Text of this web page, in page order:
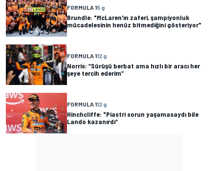
FORMULA 15 g
Brundle: "McLaren'ın zaferi, şampiyonluk
mücadelesinin henüz bitmediğini gösteriyor"
FORMULA 112 g
Norris: “Sürüşü berbat ama hızlı bir aracı her
şeye tercih ederim”
FORMULA 112 g
Hinchcliffe: "Piastri sorun yaşamasaydı bile
Lando kazanırdı”